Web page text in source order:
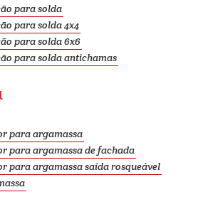
para solda
para solda 4x4
para solda 6x6
para solda antichamas
para argamassa
para argamassa de fachada
para argamassa saída rosqueável